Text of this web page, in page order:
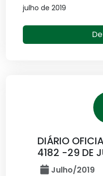
julho de 2019
DIÁRIO
4182 -29 DE
Julho/2019